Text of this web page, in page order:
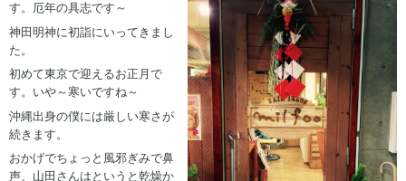
す。厄年の具志です～
神田明神に初詣にいってきまし
た。
初めて東京で迎えるお正月で
す。いや～寒いですね～
沖縄出身の僕には厳しい寒さが
続きます。
おかげでちょっと風邪ぎみで鼻
声、山田さんはというと乾燥か